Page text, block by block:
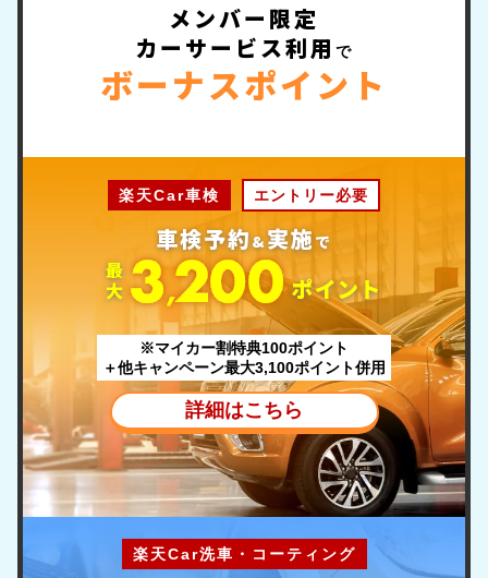
メンバー限定
カーサービス利用 で
ボーナスポイント
楽天Car車検 エントリー必要
車検予約&実施で
最
大 ポイント
※マイカー割特典100ポイント
＋他キャンペーン最大3,100ポイント併用
詳細はこちら
楽天Car洗車・コーティング